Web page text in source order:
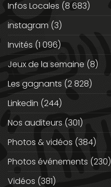
Infos Locales (8 683)
instagram (3)
Invités (1 096)
Jeux de la semaine (8)
Les gagnants (2 828)
Linkedin (244)
Nos auditeurs (301)
Photos & vidéos (384)
Photos événements (230)
Vidéos (381)